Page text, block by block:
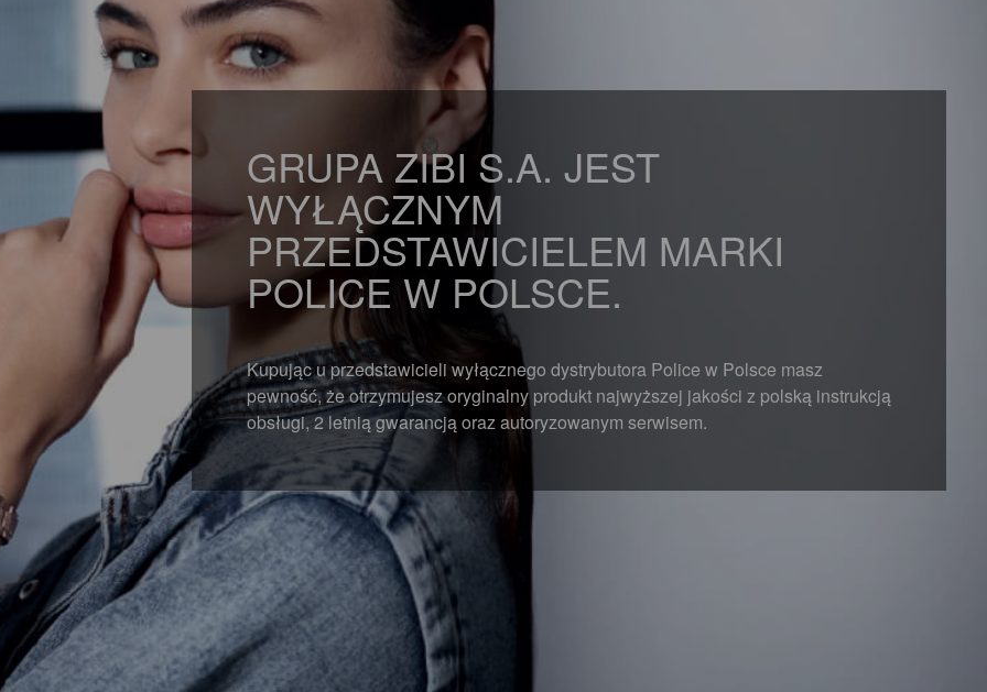
GRUPA ZIBI S.A. JEST
WYŁĄCZNYM
PRZEDSTAWICIELEM MARKI
POLICE W POLSCE.
Kupując u przedstawicieli wyłącznego dystrybutora Police w Polsce masz
pewność, że otrzymujesz oryginalny produkt najwyższej jakości z polską instrukcją
obsługi, 2 letnią gwarancją oraz autoryzowanym serwisem.